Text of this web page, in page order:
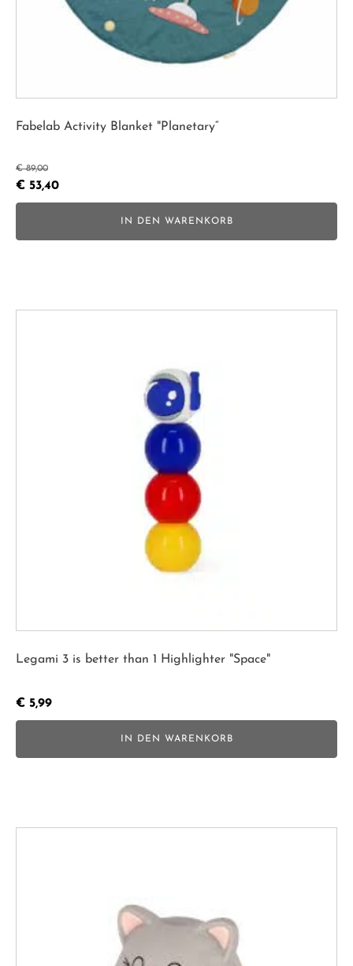
Fabelab Activity Blanket "Planetary“
€89,00
Ursprünglicher
Preis
€ 89,00
€ 53,40Aktueller
Preis
€ 53,40.
IN DEN WARENKORB
Legami 3 is better than 1 Highlighter "Space"
€ 5,99
IN DEN WARENKORB